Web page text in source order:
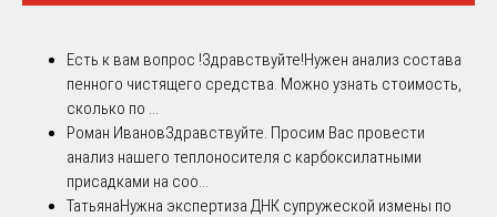
Есть к вам вопрос !Здравствуйте!Нужен анализ состава
пенного чистящего средства. Можно узнать стоимость,
сколько по ...
Роман ИвановЗдравствуйте. Просим Вас провести
анализ нашего теплоносителя с карбоксилатными
присадками на соо...
ТатьянаНужна экспертиза ДНК супружеской измены по